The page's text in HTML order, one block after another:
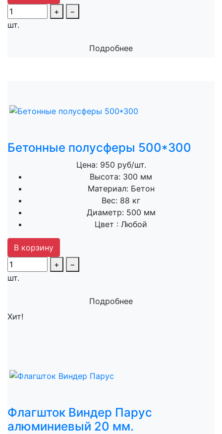
+
−
шт.
Подробнее
Бетонные полусферы 500*300
Цена: 950 руб/шт.
Высота: 300 мм
Материал: Бетон
Вес: 88 кг
Диаметр: 500 мм
Цвет : Любой
В корзину
+
−
шт.
Подробнее
Хит!
Флагшток Виндер Парус
алюминиевый 20 мм.